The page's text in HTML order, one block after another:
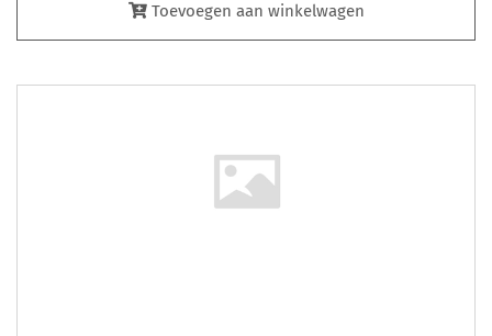
Toevoegen aan winkelwagen